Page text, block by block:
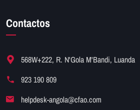
Contactos
568W+222, R. N'Gola M'Bandi, Luanda
923 190 809
helpdesk-angola@cfao.com